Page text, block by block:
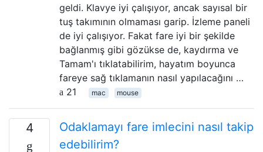
geldi. Klavye iyi çalışıyor, ancak sayısal bir
tuş takımının olmaması garip. İzleme paneli
de iyi çalışıyor. Fakat fare iyi bir şekilde
bağlanmış gibi gözükse de, kaydırma ve
Tamam'ı tıklatabilirim, hayatım boyunca
fareye sağ tıklamanın nasıl yapılacağını …
21
mac mouse
4
Odaklamayı fare imlecini nasıl takip
edebilirim?